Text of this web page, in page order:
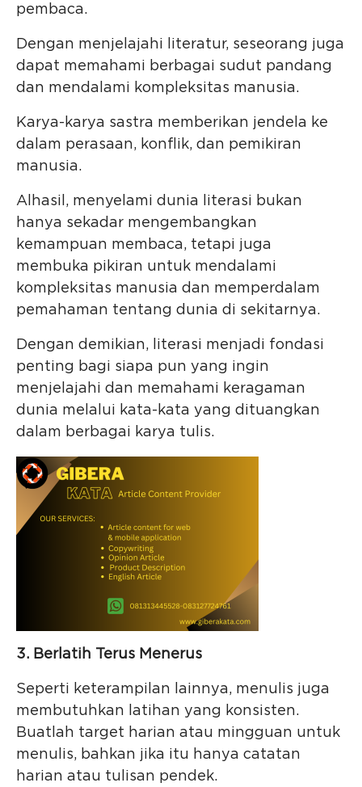
pembaca.
Dengan menjelajahi literatur, seseorang juga
dapat memahami berbagai sudut pandang
dan mendalami kompleksitas manusia.
Karya-karya sastra memberikan jendela ke
dalam perasaan, konflik, dan pemikiran
manusia.
Alhasil, menyelami dunia literasi bukan
hanya sekadar mengembangkan
kemampuan membaca, tetapi juga
membuka pikiran untuk mendalami
kompleksitas manusia dan memperdalam
pemahaman tentang dunia di sekitarnya.
Dengan demikian, literasi menjadi fondasi
penting bagi siapa pun yang ingin
menjelajahi dan memahami keragaman
dunia melalui kata-kata yang dituangkan
dalam berbagai karya tulis.
3. Berlatih Terus Menerus
Seperti keterampilan lainnya, menulis juga
membutuhkan latihan yang konsisten.
Buatlah target harian atau mingguan untuk
menulis, bahkan jika itu hanya catatan
harian atau tulisan pendek.